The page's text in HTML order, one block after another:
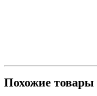
Похожие товары